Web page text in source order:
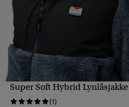
HURTIGVISNING
Super Soft Hybrid Lynlåsjakke
(1)